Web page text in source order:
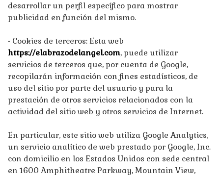
desarrollar un perfil específico para mostrar
publicidad en función del mismo.
• Cookies de terceros: Esta web
https://elabrazodelangel.com, puede utilizar
servicios de terceros que, por cuenta de Google,
recopilarán información con fines estadísticos, de
uso del sitio por parte del usuario y para la
prestación de otros servicios relacionados con la
actividad del sitio web y otros servicios de Internet.
En particular, este sitio web utiliza Google Analytics,
un servicio analítico de web prestado por Google, Inc.
con domicilio en los Estados Unidos con sede central
en 1600 Amphitheatre Parkway, Mountain View,